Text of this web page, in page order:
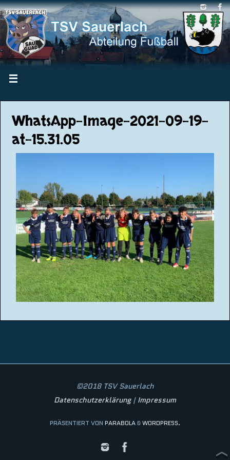
WhatsApp-Image-2021-09-19-
at-15.31.05
©2018 TSV Sauerlach
Datenschutzerklärung| Impressum
PRÄSENTIERT VON PARABOLA&WORDPRESS.